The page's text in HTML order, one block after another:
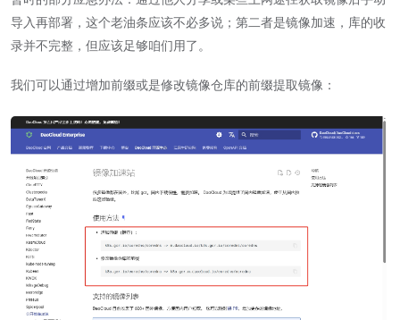
导入再部署，这个老油条应该不必多说；第二者是镜像加速，库的收
录并不完整，但应该足够咱们用了。
我们可以通过增加前缀或是修改镜像仓库的前缀提取镜像：